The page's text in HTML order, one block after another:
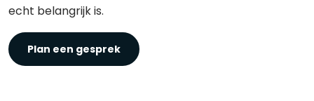
echt belangrijk is.
Plan een gesprek